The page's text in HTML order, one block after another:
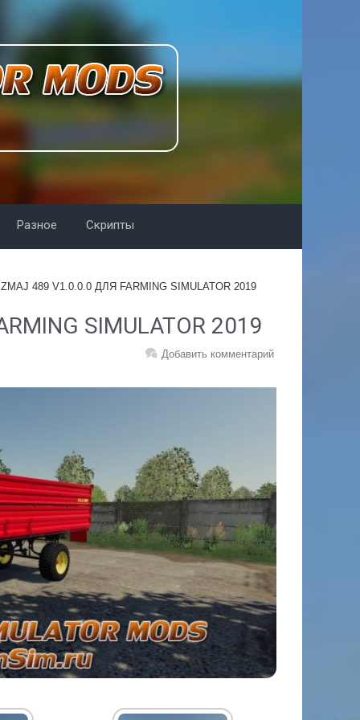
Разное Скрипты
489 V1.0.0.0 ДЛЯ FARMING SIMULATOR 2019
SIMULATOR 2019
Добавить комментарий